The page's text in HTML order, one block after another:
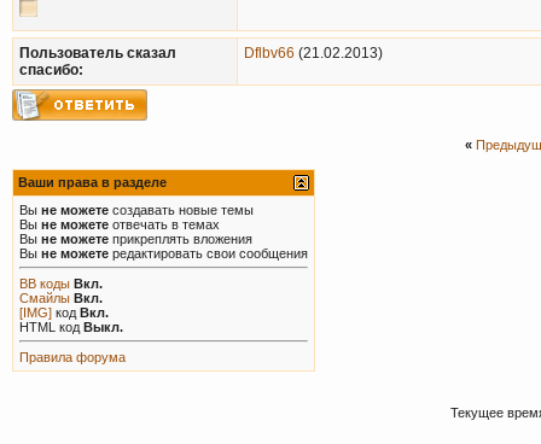
Пользователь сказал
cпасибо:
Dflbv66 (21.02.2013)
«
Ваши права в разделе
Вы не можете создавать новые темы
Вы не можете отвечать в темах
Вы не можете прикреплять вложения
Вы не можете редактировать свои сообщения
BB коды Вкл.
Смайлы Вкл.
[IMG] код Вкл.
HTML код Выкл.
Правила форума
Текущее